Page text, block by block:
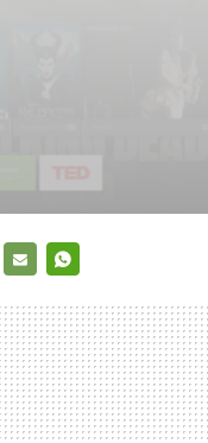
MAIL